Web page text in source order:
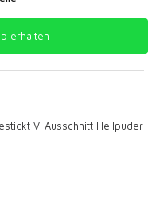
erhalten
V-Ausschnitt Hellpuder